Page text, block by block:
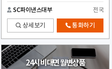
SC파이낸스대부 전국
상세보기 통화하기
24시 비대면 월변상품